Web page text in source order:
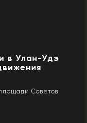
в Улан-Удэ
Советов.